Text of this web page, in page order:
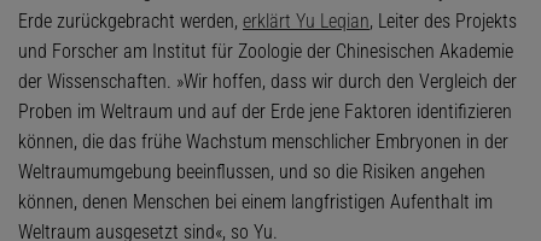
Erde zurückgebracht werden, erklärt Yu Leqian, Leiter des Projekts
und Forscher am Institut für Zoologie der Chinesischen Akademie
der Wissenschaften. »Wir hoffen, dass wir durch den Vergleich der
Proben im Weltraum und auf der Erde jene Faktoren identifizieren
können, die das frühe Wachstum menschlicher Embryonen in der
Weltraumumgebung beeinflussen, und so die Risiken angehen
können, denen Menschen bei einem langfristigen Aufenthalt im
Weltraum ausgesetzt sind«, so Yu.